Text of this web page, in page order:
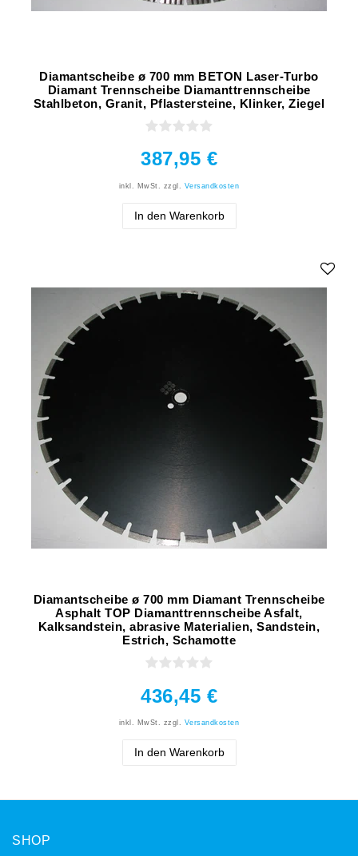
Diamantscheibe ø 700 mm BETON Laser-Turbo
Diamant Trennscheibe Diamanttrennscheibe
Stahlbeton, Granit, Pflastersteine, Klinker, Ziegel
387,95 €
inkl. MwSt. zzgl. Versandkosten
In den Warenkorb
Diamantscheibe ø 700 mm Diamant Trennscheibe
Asphalt TOP Diamanttrennscheibe Asfalt,
Kalksandstein, abrasive Materialien, Sandstein,
Estrich, Schamotte
436,45 €
inkl. MwSt. zzgl. Versandkosten
In den Warenkorb
SHOP